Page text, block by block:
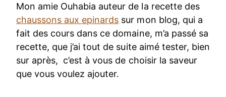
Mon amie Ouhabia auteur de la recette des
chaussons aux epinards sur mon blog, qui a
fait des cours dans ce domaine, m’a passé sa
recette, que j’ai tout de suite aimé tester, bien
sur après, c’est à vous de choisir la saveur
que vous voulez ajouter.